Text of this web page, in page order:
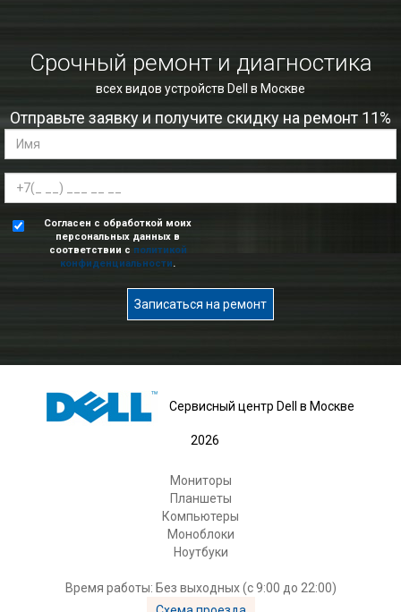
Срочный ремонт и диагностика
всех видов устройств Dell в Москве
Отправьте заявку и получите скидку на ремонт 11%
Согласен с обработкой моих
персональных данных в
соответствии с политикой
конфиденциальности.
Записаться на ремонт
Сервисный центр Dell в Москве
2026
Мониторы
Планшеты
Компьютеры
Моноблоки
Ноутбуки
Время работы: Без выходных (с 9:00 до 22:00)